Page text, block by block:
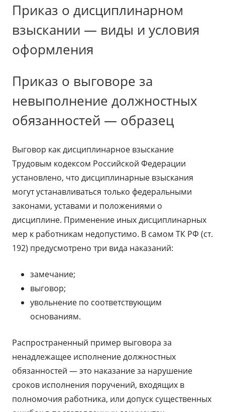
Приказ о дисциплинарном
взыскании — виды и условия
оформления
Приказ о выговоре за
невыполнение должностных
обязанностей — образец
Выговор как дисциплинарное взыскание
Трудовым кодексом Российской Федерации
установлено, что дисциплинарные взыскания
могут устанавливаться только федеральными
законами, уставами и положениями о
дисциплине. Применение иных дисциплинарных
мер к работникам недопустимо. В самом ТК РФ (ст.
192) предусмотрено три вида наказаний:
замечание;
выговор;
увольнение по соответствующим
основаниям.
Распространенный пример выговора за
ненадлежащее исполнение должностных
обязанностей — это наказание за нарушение
сроков исполнения поручений, входящих в
полномочия работника, или допуск существенных